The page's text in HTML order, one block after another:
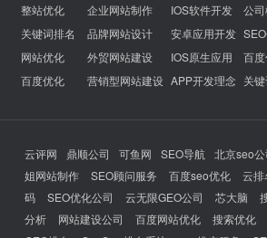
整站优化
关键词排名
网站优化
百度优化
企业网站制作
品牌网站设计
外贸网站建设
营销型网站建设
IOS软件开发
安卓应用开发
IOS原生应用
APP开发理念
公
百
关
云评网 鼎顺公司 可鱼网 SEO导航 北京seo公
姐网站制作
SEO顾问服务 百度seo优化 云排
码
SEO优化公司 云无限GEO公司 芯大脑
分析
网站建设公司 百度网站优化 搜索优化